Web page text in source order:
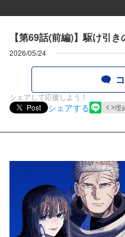
【第69話(前編)】駆け引き
2026/05/24
シェアして応援しよう！
Post
シェアする 埋